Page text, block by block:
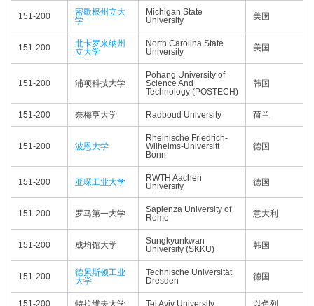
151-200
密歇根州立大
学
Michigan State
University
美国
151-200
北卡罗来纳州
立大学
North Carolina State
University
美国
151-200 浦项科技大学
Pohang University of
Science And
Technology (POSTECH)
韩国
151-200 奈梅亨大学 Radboud University 荷兰
151-200 波恩大学
Rheinische Friedrich-
Wilhelms-Universitt
Bonn
德国
151-200 亚琛工业大学
RWTH Aachen
University
德国
151-200 罗马第一大学
Sapienza University of
Rome
意大利
151-200 成均馆大学
Sungkyunkwan
University (SKKU)
韩国
151-200
德累斯顿工业
大学
Technische Universität
Dresden
德国
151-200 特拉维夫大学 Tel Aviv University 以色列